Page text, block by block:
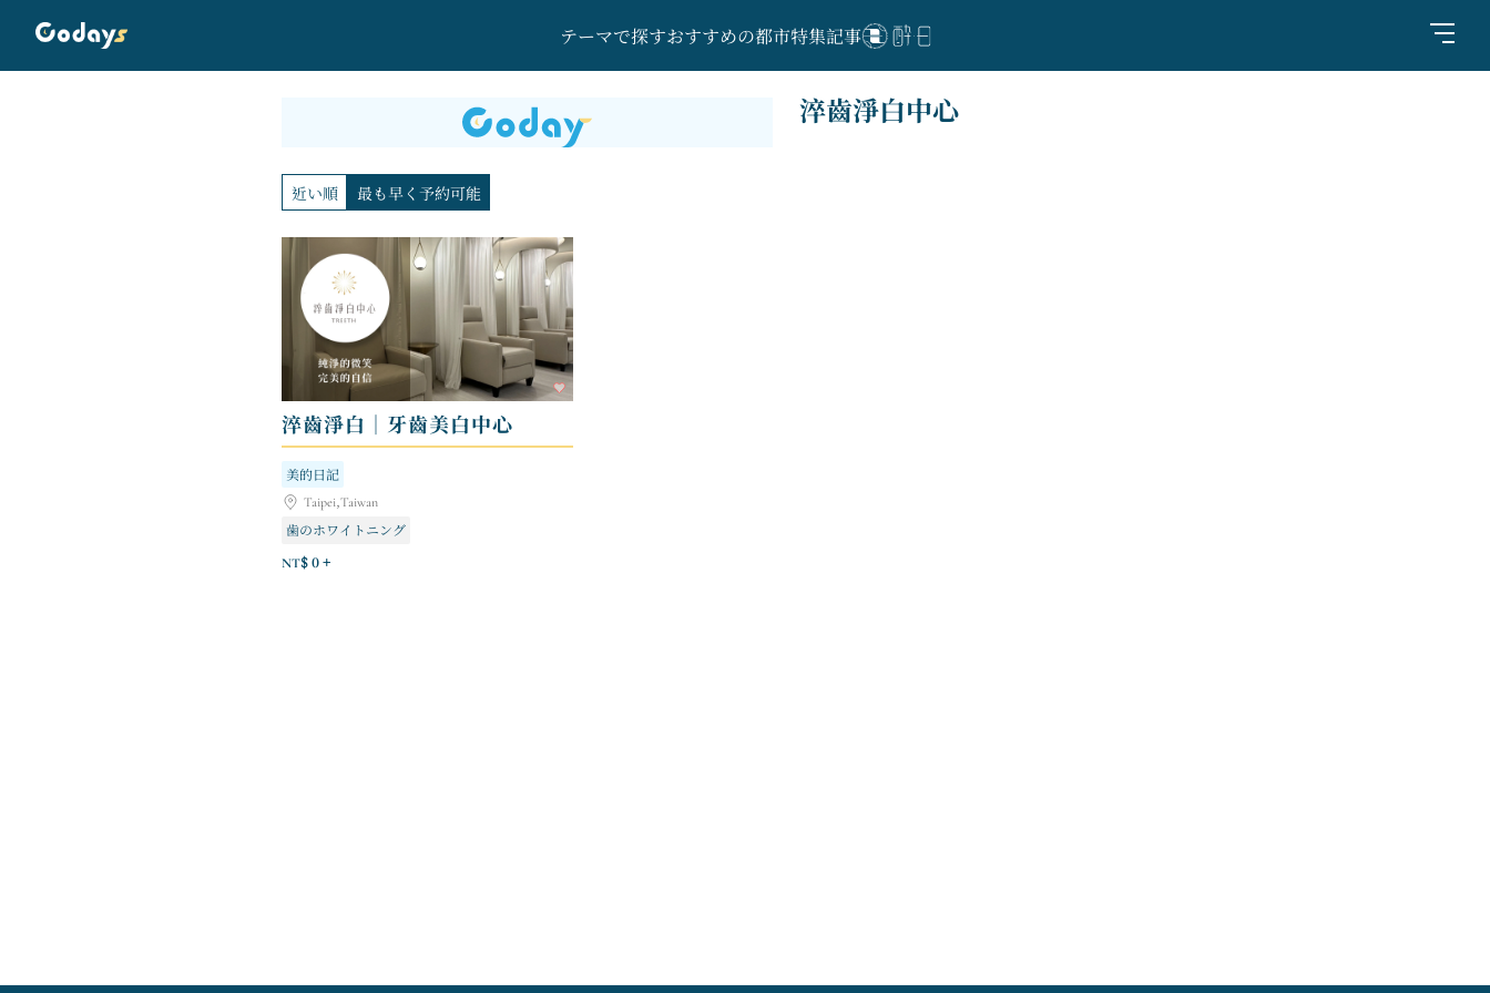
テーマで探すおすすめの都市特集記事
淬齒淨白中心
近い順 最も早く予約可能
淬齒淨白｜牙齒美白中心
美的日記
Taipei,Taiwan
歯のホワイトニング
NT$ 0 +